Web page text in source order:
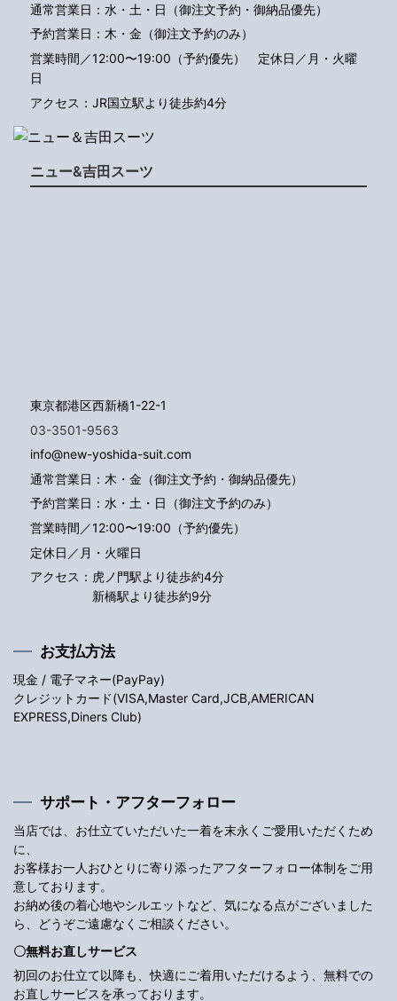
通常営業日：水・土・日（御注文予約・御納品優先）
予約営業日：木・金（御注文予約のみ）
営業時間／12:00〜19:00（予約優先） 定休日／月・火曜
日
アクセス：JR国立駅より徒歩約4分
ニュー&吉田スーツ
東京都港区西新橋1-22-1
03-3501-9563
info@new-yoshida-suit.com
通常営業日：木・金（御注文予約・御納品優先）
予約営業日：水・土・日（御注文予約のみ）
営業時間／12:00〜19:00（予約優先）
定休日／月・火曜日
アクセス： 虎ノ門駅より徒歩約4分
新橋駅より徒歩約9分
お支払方法
現金 / 電子マネー(PayPay)
クレジットカード(VISA,Master Card,JCB,AMERICAN
EXPRESS,Diners Club)
サポート・アフターフォロー
当店では、お仕立ていただいた一着を末永くご愛用いただくため
に、
お客様お一人おひとりに寄り添ったアフターフォロー体制をご用
意しております。
お納め後の着心地やシルエットなど、気になる点がございました
ら、どうぞご遠慮なくご相談ください。
〇無料お直しサービス
初回のお仕立て以降も、快適にご着用いただけるよう、無料での
お直しサービスを承っております。